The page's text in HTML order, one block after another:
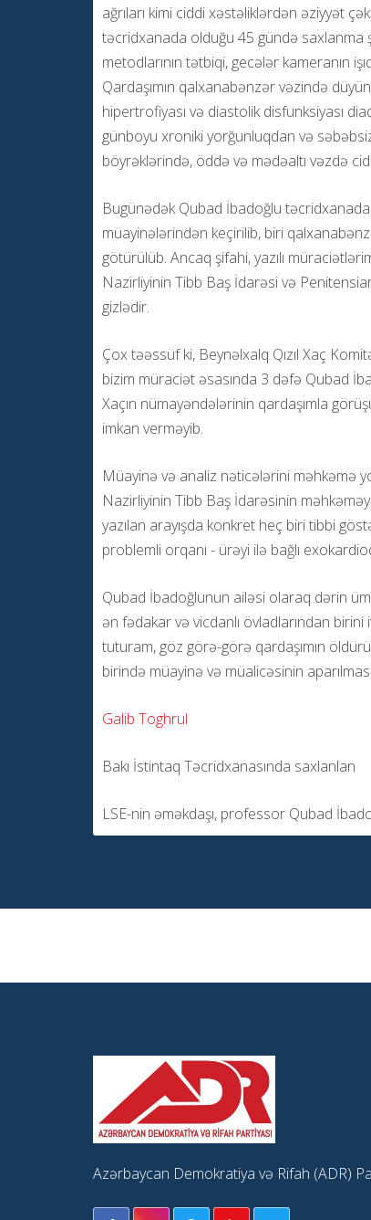
ağrıları kimi ciddi xəstəliklərdən əziyyət
təcridxanada olduğu 45 gündə saxlanma
metodlarının tətbiqi, gecələr kameranın
Qardaşımın qalxanabənzər vəzində
hipertrofiyası və diastolik disfunksiyası
günboyu xroniki yorğunluqdan və
böyrəklərində, öddə və mədəaltı vəzdə
Bugünədək Qubad İbadoğlu
müayinələrindən keçirilib, biri
götürülüb. Ancaq şifahi, yazılı
Nazirliyinin Tibb Baş İdarəsi və
gizlədir.
Çox təəssüf ki, Beynəlxalq Qızıl Xaç
bizim müraciət əsasında 3 dəfə Qubad
Xaçın nümayəndələrinin qardaşımla
imkan verməyib.
Müayinə və analiz nəticələrini məhkəmə
Nazirliyinin Tibb Baş İdarəsinin
yazılan arayışda konkret heç biri tibbi
problemli orqanı - ürəyi ilə bağlı
Qubad İbadoğlunun ailəsi olaraq dərin
ən fədakar və vicdanlı övladlarından
tuturam, göz görə-görə qardaşımın
birində müayinə və müalicəsinin
Galib Toghrul
Bakı İstintaq Təcridxanasında saxlanlan
LSE-nin əməkdaşı, professor Qubad
Azərbaycan Demokratiya və Rifah (ADR)